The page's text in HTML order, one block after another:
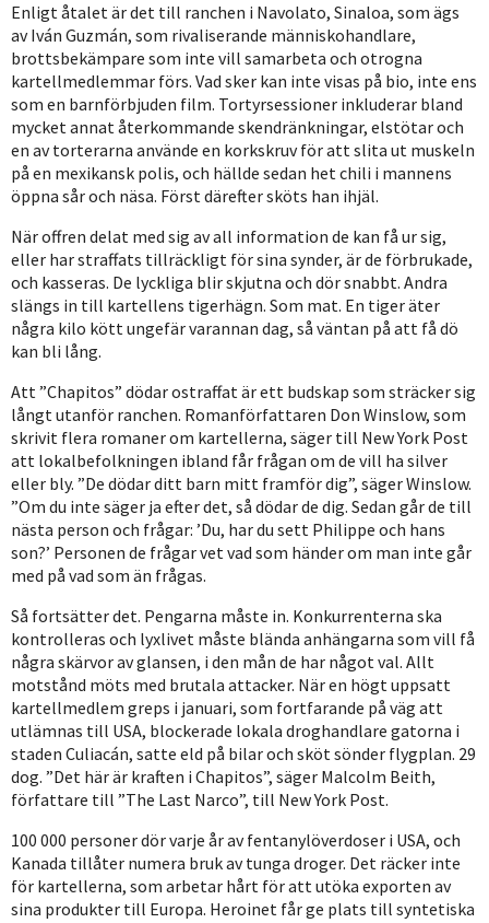
Enligt åtalet är det till ranchen i Navolato, Sinaloa, som ägs
av Iván Guzmán, som rivaliserande människohandlare,
brottsbekämpare som inte vill samarbeta och otrogna
kartellmedlemmar förs. Vad sker kan inte visas på bio, inte ens
som en barnförbjuden film. Tortyrsessioner inkluderar bland
mycket annat återkommande skendränkningar, elstötar och
en av torterarna använde en korkskruv för att slita ut muskeln
på en mexikansk polis, och hällde sedan het chili i mannens
öppna sår och näsa. Först därefter sköts han ihjäl.
När offren delat med sig av all information de kan få ur sig,
eller har straffats tillräckligt för sina synder, är de förbrukade,
och kasseras. De lyckliga blir skjutna och dör snabbt. Andra
slängs in till kartellens tigerhägn. Som mat. En tiger äter
några kilo kött ungefär varannan dag, så väntan på att få dö
kan bli lång.
Att ”Chapitos” dödar ostraffat är ett budskap som sträcker sig
långt utanför ranchen. Romanförfattaren Don Winslow, som
skrivit flera romaner om kartellerna, säger till New York Post
att lokalbefolkningen ibland får frågan om de vill ha silver
eller bly. ”De dödar ditt barn mitt framför dig”, säger Winslow.
”Om du inte säger ja efter det, så dödar de dig. Sedan går de till
nästa person och frågar: ’Du, har du sett Philippe och hans
son?’ Personen de frågar vet vad som händer om man inte går
med på vad som än frågas.
Så fortsätter det. Pengarna måste in. Konkurrenterna ska
kontrolleras och lyxlivet måste blända anhängarna som vill få
några skärvor av glansen, i den mån de har något val. Allt
motstånd möts med brutala attacker. När en högt uppsatt
kartellmedlem greps i januari, som fortfarande på väg att
utlämnas till USA, blockerade lokala droghandlare gatorna i
staden Culiacán, satte eld på bilar och sköt sönder flygplan. 29
dog. ”Det här är kraften i Chapitos”, säger Malcolm Beith,
författare till ”The Last Narco”, till New York Post.
100 000 personer dör varje år av fentanylöverdoser i USA, och
Kanada tillåter numera bruk av tunga droger. Det räcker inte
för kartellerna, som arbetar hårt för att utöka exporten av
sina produkter till Europa. Heroinet får ge plats till syntetiska